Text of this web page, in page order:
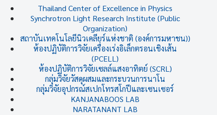
Thailand Center of Excellence in Physics
Synchrotron Light Research Institute (Public
Organization)
สถาบันเทคโนโลยีนิวเคลียร์แห่งชาติ (องค์การมหาชน))
ห้องปฏิบัติการวิจัยเครื่องเร่งอิเล็กตรอนเชิงเส้น
(PCELL)
ห้องปฏิบัติการวิจัยเซลล์แสงอาทิตย์ (SCRL)
กลุ่มวิจัยวัสดุผสมและกระบวนการนาโน
กลุ่มวิจัยอุปกรณ์สเปกโทรสโกปีและเซนเซอร์
KANJANABOOS LAB
NARATANANT LAB